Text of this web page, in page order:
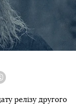
релізу другого